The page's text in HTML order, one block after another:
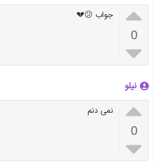

0

جواب 😕💔
نیلو

0

نمی دنم